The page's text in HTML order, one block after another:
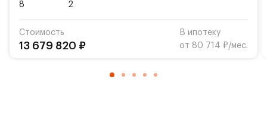
8
2
Стоимость
13 679 820 ₽
В ипотеку
от 80 714 ₽/мес.